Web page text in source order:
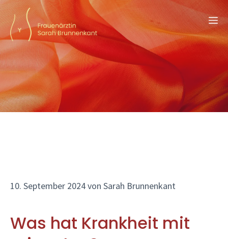
Zum
Inhalt
springen
10. September 2024von Sarah Brunnenkant
Was hat Krankheit mit